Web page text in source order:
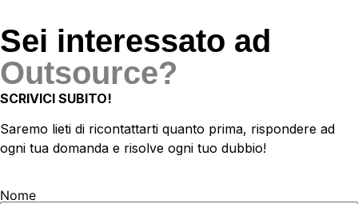
Sei interessato ad
Outsource?
SCRIVICI SUBITO!
Saremo lieti di ricontattarti quanto prima, rispondere ad
ogni tua domanda e risolve ogni tuo dubbio!
Nome